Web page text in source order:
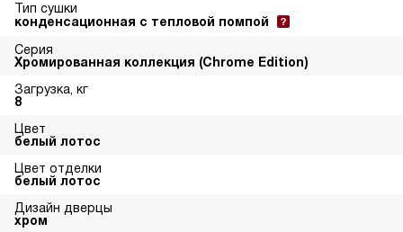
Тип сушки
конденсационная с тепловой помпой
Серия
Хромированная коллекция (Chrome Edition)
Загрузка, кг
8
Цвет
белый лотос
Цвет отделки
белый лотос
Дизайн дверцы
хром